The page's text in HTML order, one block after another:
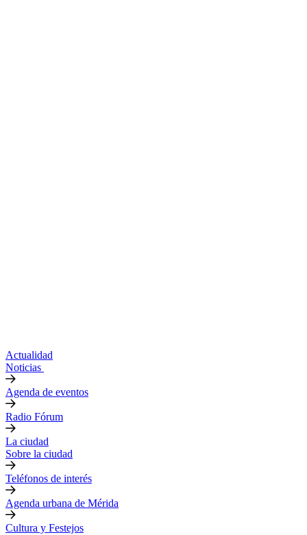
Actualidad
Noticias
Agenda de eventos
Radio Fórum
La ciudad
Sobre la ciudad
Teléfonos de interés
Agenda urbana de Mérida
Cultura y Festejos